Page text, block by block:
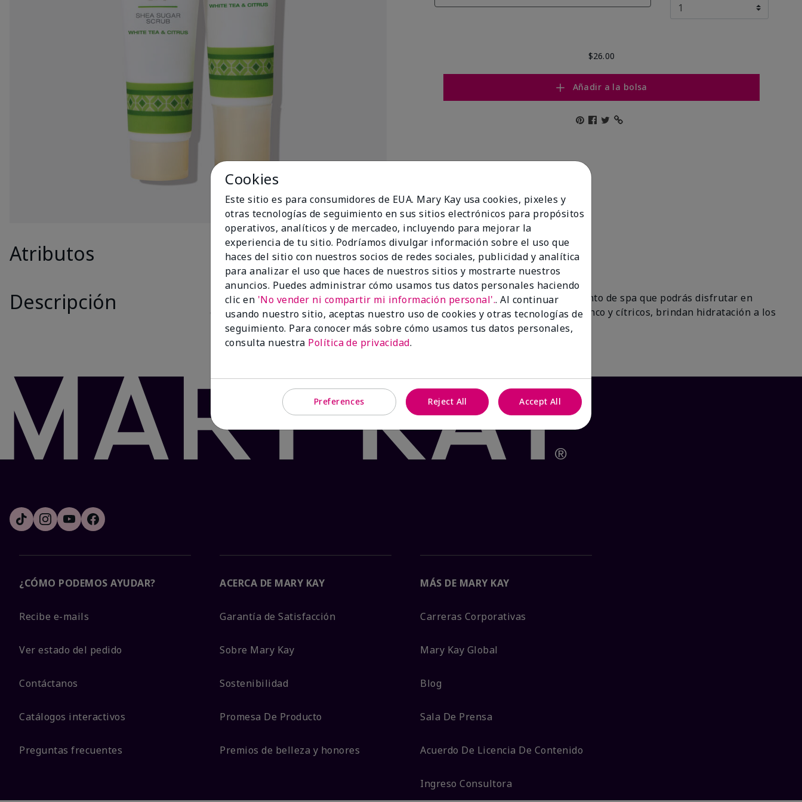
$26.00
Añadir a la bolsa
Atributos Product Flags
Is New Product: false
Descripción El juegoWhite Tea & Citrus Satin Lips ®lleva tus labios al paraíso con un tratamiento de spa que podrás disfrutar en
cualquier momento. Formulado con manteca de karité y el fresco sabor de té blanco y cítricos, brindan hidratación a los
labios resecos y agrietados en dos pasos sencillos. ¡Tu oasis te espera!
¿CÓMO PODEMOS AYUDAR?
Recibe e-mails
Ver estado del pedido
Contáctanos
Catálogos interactivos
Preguntas frecuentes
ACERCA DE MARY KAY
Garantía de Satisfacción
Sobre Mary Kay
Sostenibilidad
Promesa De Producto
Premios de belleza y honores
MÁS DE MARY KAY
Carreras Corporativas
Mary Kay Global
Blog
Sala De Prensa
Acuerdo De Licencia De Contenido
Ingreso Consultora
Cookies
Este sitio es para consumidores de EUA. Mary Kay usa cookies, pixeles y
otras tecnologías de seguimiento en sus sitios electrónicos para propósitos
operativos, analíticos y de mercadeo, incluyendo para mejorar la
experiencia de tu sitio. Podríamos divulgar información sobre el uso que
haces del sitio con nuestros socios de redes sociales, publicidad y analítica
para analizar el uso que haces de nuestros sitios y mostrarte nuestros
anuncios. Puedes administrar cómo usamos tus datos personales haciendo
clic en 'No vender ni compartir mi información personal'.. Al continuar
usando nuestro sitio, aceptas nuestro uso de cookies y otras tecnologías de
seguimiento. Para conocer más sobre cómo usamos tus datos personales,
consulta nuestra Política de privacidad.
Preferences Reject All Accept All